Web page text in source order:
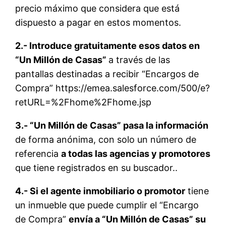
precio máximo que considera que está
dispuesto a pagar en estos momentos.
2.- Introduce gratuitamente esos datos en
“Un Millón de Casas” a través de las
pantallas destinadas a recibir “Encargos de
Compra” https://emea.salesforce.com/500/e?
retURL=%2Fhome%2Fhome.jsp
3.- “Un Millón de Casas” pasa la información
de forma anónima, con solo un número de
referenciaa todas las agencias y promotores
que tiene registrados en su buscador..
4.- Si el agente inmobiliario o promotor tiene
un inmueble que puede cumplir el “Encargo
de Compra”envía a “Un Millón de Casas” su